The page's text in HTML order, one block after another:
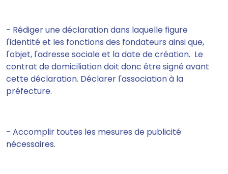
- Rédiger une déclaration dans laquelle figure
l'identité et les fonctions des fondateurs ainsi que,
l'objet, l'adresse sociale et la date de création. Le
contrat de domiciliation doit donc être signé avant
cette déclaration. Déclarer l'association à la
préfecture.
- Accomplir toutes les mesures de publicité
nécessaires.